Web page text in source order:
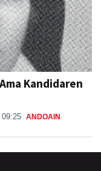
Kandidaren
ANDOAIN